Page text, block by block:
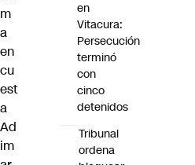
m
a
en
cu
est
a
Ad
im
en
Vitacura:
Persecución
terminó
con
cinco
detenidos
Tribunal
ordena